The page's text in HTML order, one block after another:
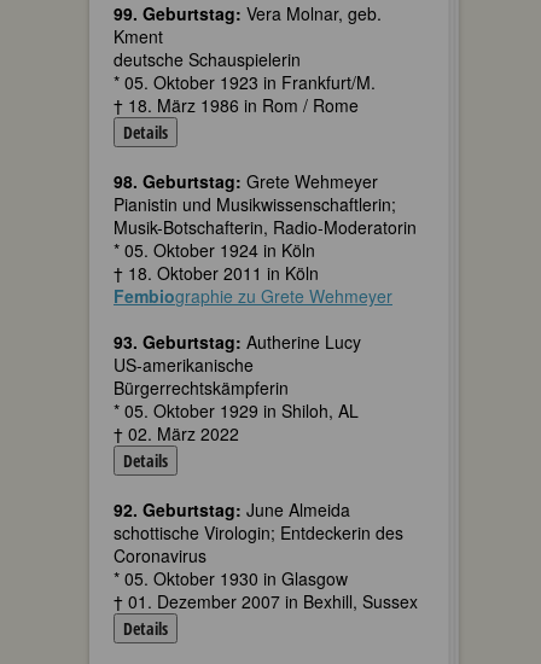
99. Geburtstag: Vera Molnar, geb.
Kment
deutsche Schauspielerin
* 05. Oktober 1923 in Frankfurt/M.
† 18. März 1986 in Rom / Rome
Details
98. Geburtstag: Grete Wehmeyer
Pianistin und Musikwissenschaftlerin;
Musik-Botschafterin, Radio-Moderatorin
* 05. Oktober 1924 in Köln
† 18. Oktober 2011 in Köln
Fembiographie zu Grete Wehmeyer
93. Geburtstag: Autherine Lucy
US-amerikanische
Bürgerrechtskämpferin
* 05. Oktober 1929 in Shiloh, AL
† 02. März 2022
Details
92. Geburtstag: June Almeida
schottische Virologin; Entdeckerin des
Coronavirus
* 05. Oktober 1930 in Glasgow
† 01. Dezember 2007 in Bexhill, Sussex
Details